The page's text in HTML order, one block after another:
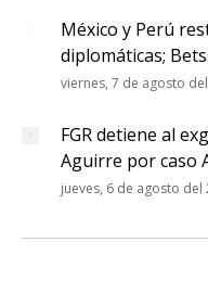
México y Perú
diplomáticas;
viernes, 7 de agosto
FGR detiene al
Aguirre por caso
jueves, 6 de agosto del